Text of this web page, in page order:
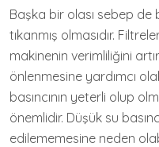
Başka bir olası sebep de
tıkanmış olmasıdır.
makinenin verimliliğini
önlenmesine yardımcı
basıncının yeterli olup
önemlidir. Düşük su
edilememesine neden